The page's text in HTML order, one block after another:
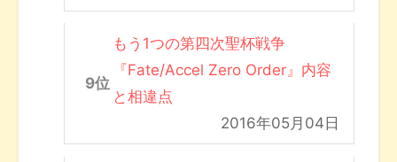
もう1つの第四次聖杯戦争
『Fate/Accel Zero Order』内容
と相違点
2016年05月04日